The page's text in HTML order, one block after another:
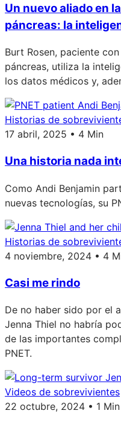
Un nuevo aliado en
páncreas: la
Burt Rosen, paciente
páncreas, utiliza la
los datos médicos y,
Historias de
17 abril, 2025 • 4 Min
Una historia nada
Como Andi Benjamin
nuevas tecnologías, su
Historias de
4 noviembre, 2024 • 4
Casi me rindo
De no haber sido por el
Jenna Thiel no habría
de las importantes
PNET.
Videos de sobrevivientes
22 octubre, 2024 • 1 Min